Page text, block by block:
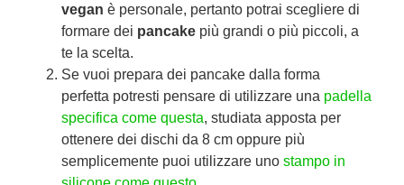
vegan è personale, pertanto potrai scegliere di
formare dei pancake più grandi o più piccoli, a
te la scelta.
Se vuoi prepara dei pancake dalla forma
perfetta potresti pensare di utilizzare una padella
specifica come questa, studiata apposta per
ottenere dei dischi da 8 cm oppure più
semplicemente puoi utilizzare uno stampo in